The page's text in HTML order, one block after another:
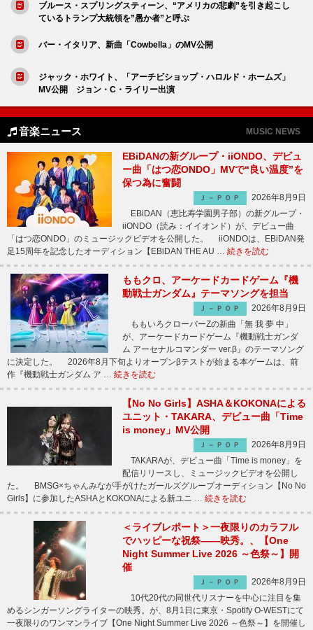
ブルース・スプリングスティーン、“アメリカの悲劇”を引き起こし
ているトランプ大統領を”愚か者”と呼ぶ
バー・イタリア、新曲「Cowbella」のMV公開
ジャック・ホワイト、「アーチビショップ・ハロルド・ホームズ」
MV公開 ジョン・C・ライリー出演
音楽ニュース MUSIC NEWS
EBiDANの新グループ・iiONDO、デビュ
ー曲「はつ恋ONDO」MVで“良い温度”を
保つ為に奮闘
Ｊ－ＰＯＰ
2026年8月9日
EBiDAN（恵比寿学園男子部）の新グループ・
iiONDO（読み：イイオンド）が、デビュー曲
「はつ恋ONDO」のミュージックビデオを公開した。 iiONDOは、EBiDAN発
足15周年を記念したオーディション【EBiDAN THE AU … 続きを読む
ももクロ、アーケードカードゲーム『機
動戦士ガンダム』テーマソングを担当
Ｊ－ＰＯＰ
2026年8月9日
ももいろクローバーZの新曲「無 我 夢 中」
が、アーケードカードゲーム『機動戦士ガンダ
ム アーセナルコマンダー ver.β』のテーマソング
に決定した。 2026年8月下旬よりオープンβテストが始まる本ゲームは、前
作『機動戦士ガンダム ア … 続きを読む
【No No Girls】ASHA＆KOKONAによる
ユニット・TAKARA、デビュー曲「Time
is money」MV公開
Ｊ－ＰＯＰ
2026年8月9日
TAKARAが、デビュー曲「Time is money」を
配信リリースし、ミュージックビデオを公開し
た。 BMSG×ちゃんみなが手がけたガールズグループオーディション【No No
Girls】に参加したASHAとKOKONAによる新ユニ … 続きを読む
＜ライブレポート＞一夜限りのカラフル
でハッピーな祝祭――映秀。、【One
Night Summer Live 2026 ～色祭～】開
催
Ｊ－ＰＯＰ
2026年8月9日
10代20代の同世代リスナーを中心に注目を集
めるシンガーソングライターの映秀。が、8月1日に東京・Spotify O-WESTにて
一夜限りのワンマンライブ【One Night Summer Live 2026 ～色祭～】を開催し